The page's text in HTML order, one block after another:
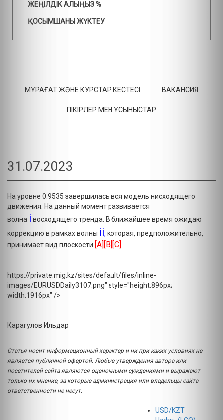
ЖЕҢІЛДІК АЛЫҢЫЗ %
ҚОСЫМШАНЫ ЖҮКТЕУ
МҰРАҒАТ ЖӘНЕ КУРСТАР КЕСТЕСІ ВАКАНСИЯ
ПІКІРЛЕР МЕН ҰСЫНЫСТАР
31.07.2023
На уровне 0.9535 завершилась вся модель нисходящего
движения. На данный момент развивается
волна i восходящего тренда. В ближайшее время ожидаю
коррекцию в рамках волны ii, которая, предположительно,
принимает вид плоскости [A][B][C]
https://private.mig.kz/sites/default/files/inline-
images/EURUSDDaily3107.png" style="height:896px;
width:1916px" />
Карагулов Ильдар
Статья носит информационный характер и ни при каких условиях не
является публичной офертой. Любые утверждения автора или
посетителей сайта являются оценочными суждениями и выражают
только их мнение, за которые администрация или владельцы сайта
ответственности не несут.
USD/KZT